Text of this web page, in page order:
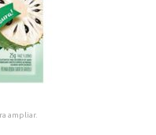
ampliar.